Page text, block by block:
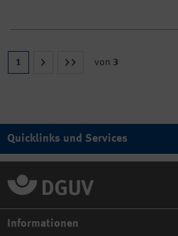
1 von 3
Quicklinks und Services
Informationen